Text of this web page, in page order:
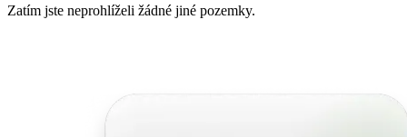
Zatím jste neprohlíželi žádné jiné pozemky.